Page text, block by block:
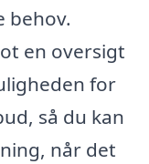
behov.
en oversigt
for
så du kan
når det